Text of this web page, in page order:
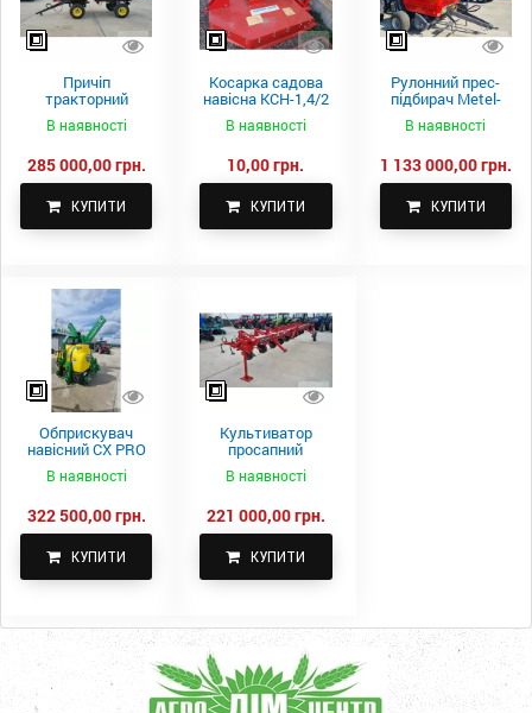
Причіп
тракторний
самоскидний
Spike 2 ПТС-4
В наявності
285 000,00 грн.
КУПИТИ
Косарка садова
навісна КСН-1,4/2
В наявності
10,00 грн.
КУПИТИ
Рулонний прес-
підбирач Metel-
Fach Z 587
В наявності
1 133 000,00 грн.
КУПИТИ
Обприскувач
навісний CX PRO
В наявності
322 500,00 грн.
КУПИТИ
Культиватор
просапний
КПН-5,6-05
В наявності
221 000,00 грн.
КУПИТИ